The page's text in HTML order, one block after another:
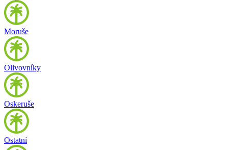
Moruše
Olivovníky
Oskeruše
Ostatní